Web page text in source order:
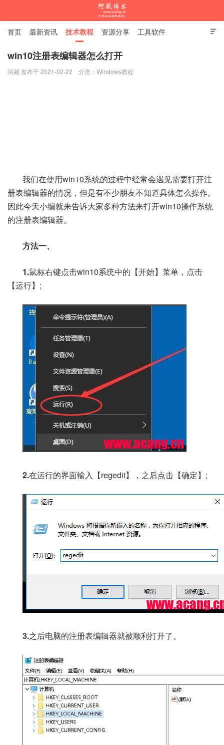

首页 最新资讯 技术教程 资源分享 工具软件
杂谈随笔
win10注册表编辑器怎么打开
阿藏 发布于 2021-02-22 分类： Windows教程
我们在使用win10系统的过程中经常会遇见需要打开注
册表编辑器的情况，但是有不少朋友不知道具体怎么操作。
因此今天小编就来告诉大家多种方法来打开win10操作系统
的注册表编辑器。
方法一、
1.鼠标右键点击win10系统中的【开始】菜单，点击
【运行】;
2.在运行的界面输入【regedit】，之后点击【确定】;
3.之后电脑的注册表编辑器就被顺利打开了。